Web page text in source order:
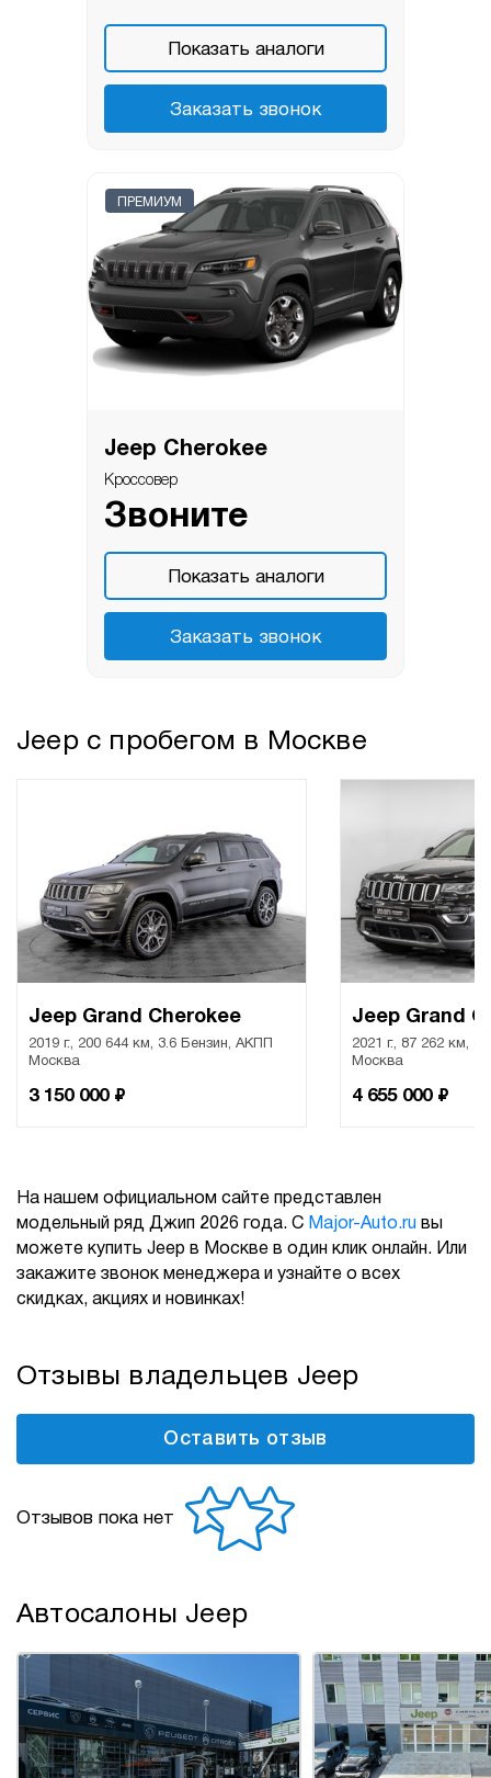
Показать аналоги
Заказать звонок
ПРЕМИУМ
Jeep Cherokee
Кроссовер
Звоните
Показать аналоги
Заказать звонок
Jeep с пробегом в Москве
Jeep Grand Cherokee
2019 г., 200 644 км, 3.6 Бензин, АКПП
Москва
3 150 000 ₽
Jeep Grand
2021 г., 87 262 км,
Москва
4 655 000 ₽
На нашем официальном сайте представлен
модельный ряд Джип 2026 года. С Major-Auto.ru вы
можете купить Jeep в Москве в один клик онлайн. Или
закажите звонок менеджера и узнайте о всех
скидках, акциях и новинках!
Отзывы владельцев Jeep
Оставить отзыв
Отзывов пока нет
Автосалоны Jeep